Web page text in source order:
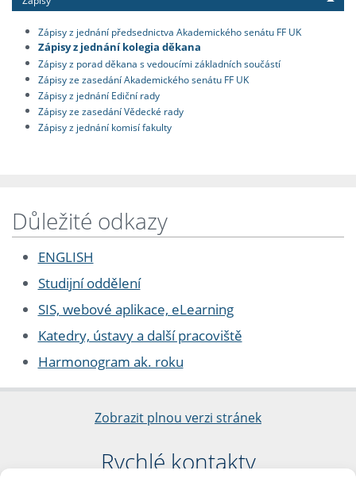
Zápisy z jednání předsednictva Akademického senátu FF UK
Zápisy z jednání kolegia děkana
Zápisy z porad děkana s vedoucími základních součástí
Zápisy ze zasedání Akademického senátu FF UK
Zápisy z jednání Ediční rady
Zápisy ze zasedání Vědecké rady
Zápisy z jednání komisí fakulty
Důležité odkazy
ENGLISH
Studijní oddělení
SIS, webové aplikace, eLearning
Katedry, ústavy a další pracoviště
Harmonogram ak. roku
Zobrazit plnou verzi stránek
Rychlé kontakty